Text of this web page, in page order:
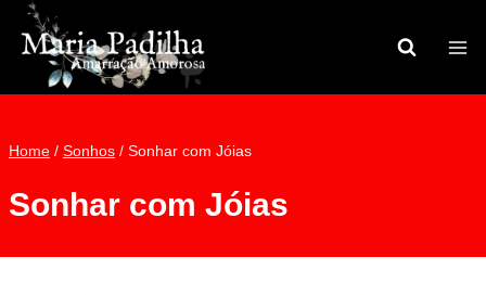
Pular
para
Conteúdo
Home / Sonhos / Sonhar com Jóias
Sonhar com Jóias